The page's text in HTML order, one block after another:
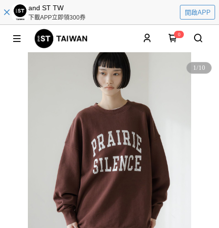
and ST TW
下載APP立即領300券
開啟APP
0
1/10